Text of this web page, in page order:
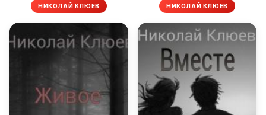
НИКОЛАЙ КЛЮЕВ НИКОЛАЙ КЛЮЕВ